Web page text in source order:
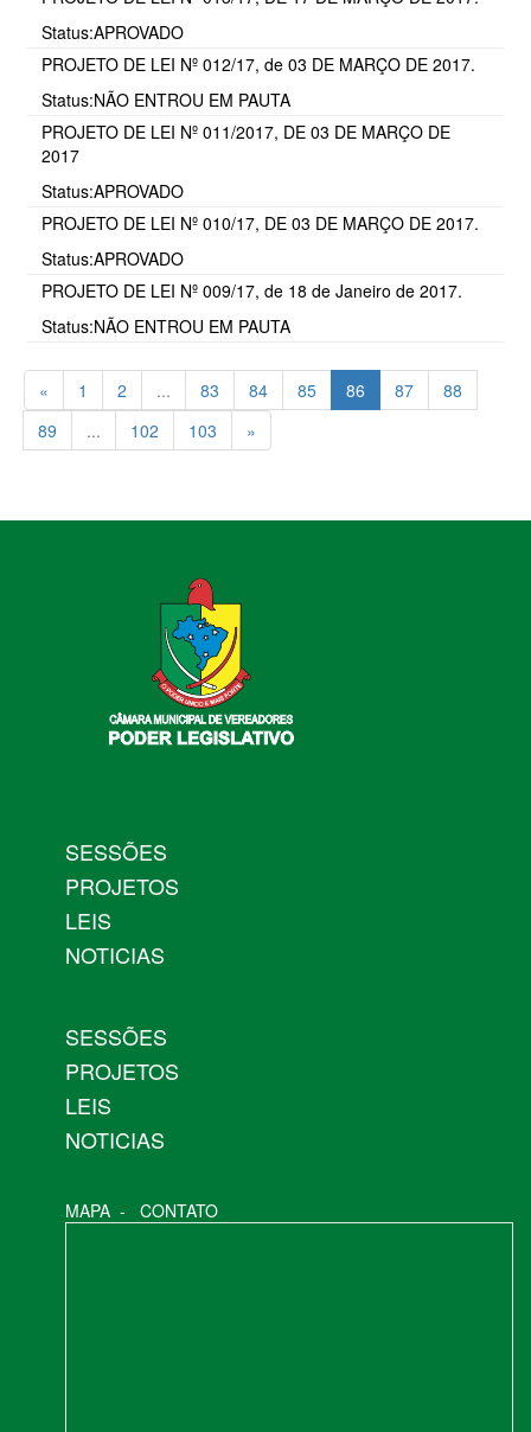
Status:APROVADO
PROJETO DE LEI Nº 012/17, de 03 DE MARÇO DE 2017.
Status:NÃO ENTROU EM PAUTA
PROJETO DE LEI Nº 011/2017, DE 03 DE MARÇO DE
2017
Status:APROVADO
PROJETO DE LEI Nº 010/17, DE 03 DE MARÇO DE 2017.
Status:APROVADO
PROJETO DE LEI Nº 009/17, de 18 de Janeiro de 2017.
Status:NÃO ENTROU EM PAUTA
« 1 2 ... 83 84 85 86 87
88
89
... 102 103 »
SESSÕES
PROJETOS
LEIS
NOTICIAS
SESSÕES
PROJETOS
LEIS
NOTICIAS
MAPA - CONTATO